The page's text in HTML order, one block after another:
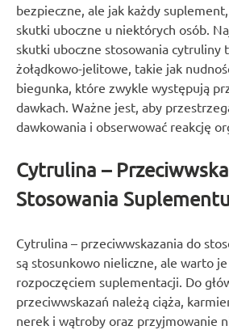
bezpieczne, ale jak każdy
skutki uboczne u niektórych osób.
skutki uboczne stosowania cytruliny
żołądkowo-jelitowe, takie jak
biegunka, które zwykle występują
dawkach. Ważne jest, aby
dawkowania i obserwować reakcję
Cytrulina –
Stosowania Suplementu
Cytrulina – przeciwwskazania do
są stosunkowo nieliczne, ale warto
rozpoczęciem suplementacji. Do
przeciwwskazań należą ciąża,
nerek i wątroby oraz przyjmowanie